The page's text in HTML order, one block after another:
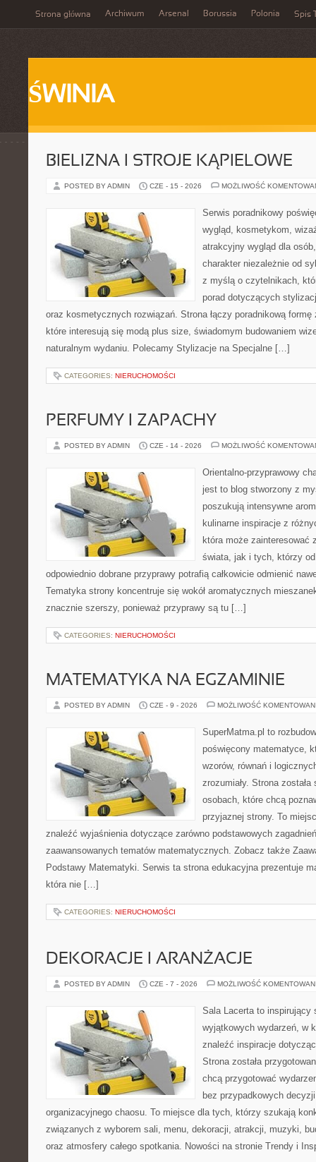
Strona główna Archiwum Arsenal Borussia Polonia Spis
ŚWINIA
BIELIZNA I STROJE KĄPIELOWE
POSTED BY ADMIN CZE - 15 - 2026 MOŻLIWOŚĆ
Serwis poradnikowy
wygląd, kosmetykom,
atrakcyjny wygląd dla
charakter niezależnie od
z myślą o czytelnikach,
porad dotyczących
oraz kosmetycznych rozwiązań. Strona łączy poradnikową
które interesują się modą plus size, świadomym budowaniem
naturalnym wydaniu. Polecamy Stylizacje na Specjalne […]
CATEGORIES: NIERUCHOMOŚCI
PERFUMY I ZAPACHY
POSTED BY ADMIN CZE - 14 - 2026 MOŻLIWOŚĆ
Orientalno-przyprawowy
jest to blog stworzony z
poszukują intensywne
kulinarne inspiracje z
która może zainteresować
świata, jak i tych, którzy
odpowiednio dobrane przyprawy potrafią całkowicie odmienić
Tematyka strony koncentruje się wokół aromatycznych
znacznie szerszy, ponieważ przyprawy są tu […]
CATEGORIES: NIERUCHOMOŚCI
MATEMATYKA NA EGZAMINIE
POSTED BY ADMIN CZE - 9 - 2026 MOŻLIWOŚĆ
SuperMatma.pl to
poświęcony matematyce,
wzorów, równań i
zrozumiały. Strona
osobach, które chcą
przyjaznej strony. To
znaleźć wyjaśnienia dotyczące zarówno podstawowych
zaawansowanych tematów matematycznych. Zobacz także
Podstawy Matematyki. Serwis ta strona edukacyjna prezentuje
która nie […]
CATEGORIES: NIERUCHOMOŚCI
DEKORACJE I ARANŻACJE
POSTED BY ADMIN CZE - 7 - 2026 MOŻLIWOŚĆ
Sala Lacerta to inspirujący
wyjątkowych wydarzeń, w
znaleźć inspiracje
Strona została
chcą przygotować
bez przypadkowych
organizacyjnego chaosu. To miejsce dla tych, którzy szukają
związanych z wyborem sali, menu, dekoracji, atrakcji, muzyki,
oraz atmosfery całego spotkania. Nowości na stronie Trendy i